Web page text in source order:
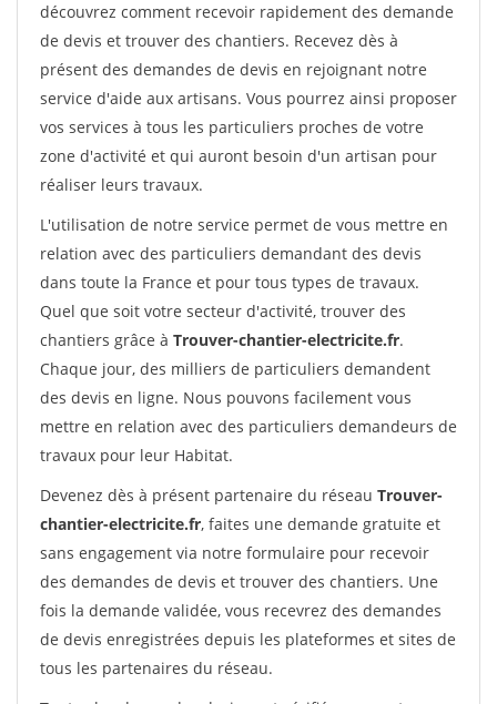
découvrez comment recevoir rapidement des demande
de devis et trouver des chantiers. Recevez dès à
présent des demandes de devis en rejoignant notre
service d'aide aux artisans. Vous pourrez ainsi proposer
vos services à tous les particuliers proches de votre
zone d'activité et qui auront besoin d'un artisan pour
réaliser leurs travaux.
L'utilisation de notre service permet de vous mettre en
relation avec des particuliers demandant des devis
dans toute la France et pour tous types de travaux.
Quel que soit votre secteur d'activité, trouver des
chantiers grâce à Trouver-chantier-electricite.fr.
Chaque jour, des milliers de particuliers demandent
des devis en ligne. Nous pouvons facilement vous
mettre en relation avec des particuliers demandeurs de
travaux pour leur Habitat.
Devenez dès à présent partenaire du réseau Trouver-
chantier-electricite.fr, faites une demande gratuite et
sans engagement via notre formulaire pour recevoir
des demandes de devis et trouver des chantiers. Une
fois la demande validée, vous recevrez des demandes
de devis enregistrées depuis les plateformes et sites de
tous les partenaires du réseau.